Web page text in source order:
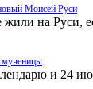
Моисей Руси
на Руси,
мученицы
и 24